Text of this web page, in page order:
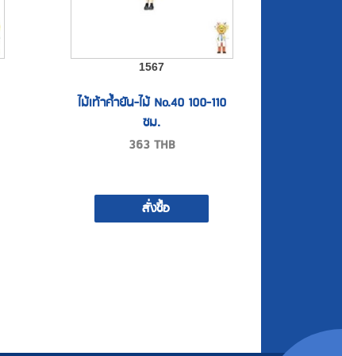
1567
ไม้เท้าค้ำยัน-ไม้ No.40 100-110
ซม.
363THB
สั่งซื้อ